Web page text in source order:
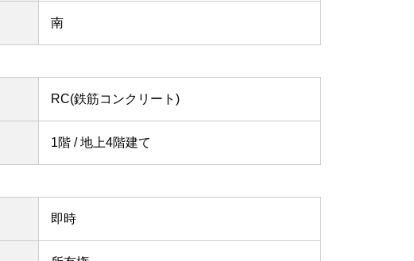
南
RC(鉄筋コンクリート)
1階 / 地上4階建て
即時